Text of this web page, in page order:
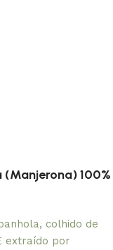
100%
colhido de
extraído por